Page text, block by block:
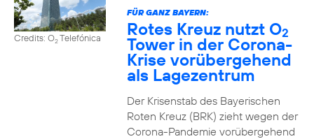
Credits: O2Telefónica
FÜR GANZ BAYERN:
Rotes Kreuz nutzt O2
Tower in der Corona-
Krise vorübergehend
als Lagezentrum
Der Krisenstab des Bayerischen
Roten Kreuz (BRK) zieht wegen der
Corona-Pandemie vorübergehend